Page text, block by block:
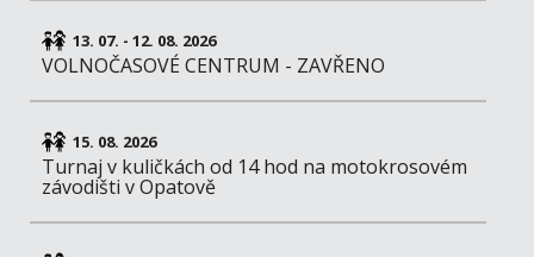
13. 07. - 12. 08. 2026
VOLNOČASOVÉ CENTRUM - ZAVŘENO
15. 08. 2026
Turnaj v kuličkách od 14 hod na motokrosovém
závodišti v Opatově